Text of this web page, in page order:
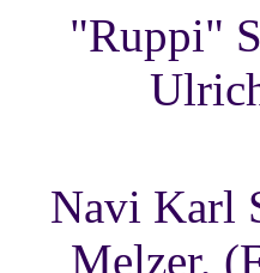
"Ruppi"
Navi Karl
Melzer,